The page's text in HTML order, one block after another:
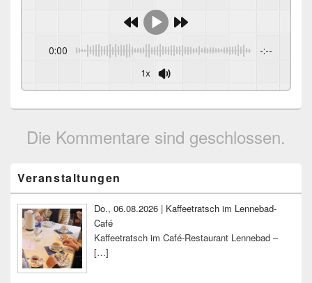
0:00 -:--
1x
Die Kommentare sind geschlossen.
Seitenleisten-
Widgetbereich
Veranstaltungen
Do., 06.08.2026 | Kaffeetratsch im Lennebad-
Café
Kaffeetratsch im Café-Restaurant Lennebad –
[…]